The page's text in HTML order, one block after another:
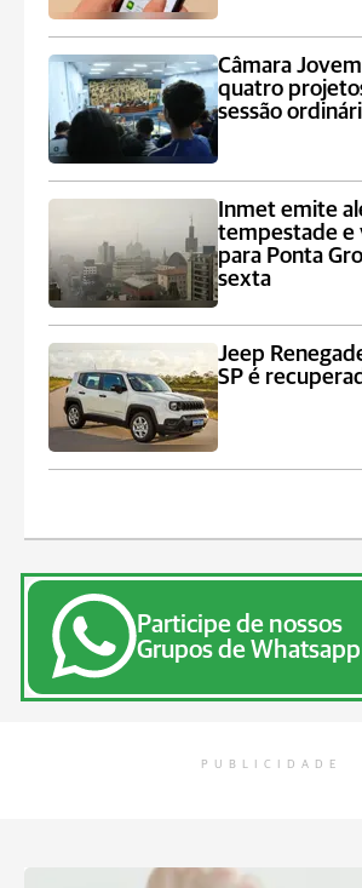
Câmara
quatro
sessão
Inmet emite
tempestade e
para Ponta
sexta
Jeep
SP é
Participe de nossos
Grupos de Whatsapp
PUBLICIDADE